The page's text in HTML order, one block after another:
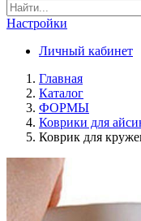
Настройки
Личный кабинет
Главная
Каталог
ФОРМЫ
Коврики для
Коврик для